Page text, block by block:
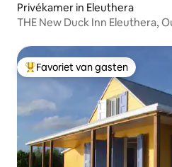
Privékamer in Eleuthera
THE New Duck Inn Eleuthera,
Topfavoriet van gasten
Favoriet van gasten